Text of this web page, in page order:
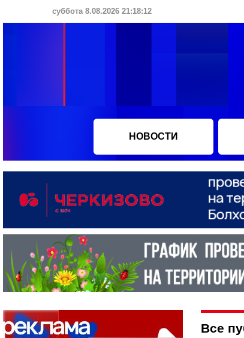
суббота 8.08.2026 21:18:13
НОВОСТИ
Все